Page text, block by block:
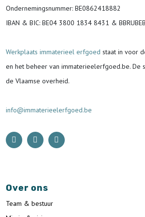
Ondernemingsnummer: BE0862418882
IBAN & BIC: BE04 3800 1834 8431 &
Werkplaats immaterieel erfgoed staat in voor
en het beheer van immaterieelerfgoed.be. De
de Vlaamse overheid.
info@immaterieelerfgoed.be
Over ons
Team & bestuur